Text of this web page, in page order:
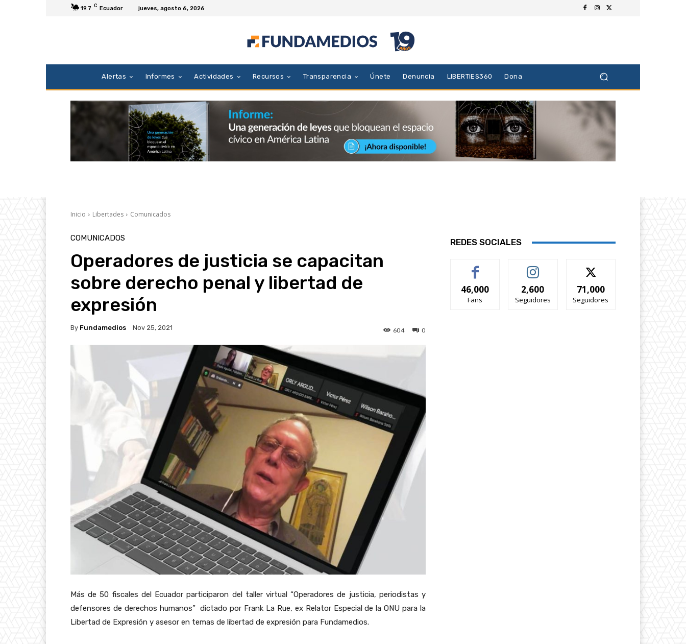
19.7 C Ecuador jueves, agosto 6, 2026
Alertas Informes Actividades Recursos Transparencia Únete Denuncia LIBERTIES360 Dona
Inicio Libertades Comunicados
COMUNICADOS
Operadores de justicia se capacitan
sobre derecho penal y libertad de
expresión
By Fundamedios Nov 25, 2021 0
604
Más de 50 fiscales del Ecuador participaron del taller virtual “Operadores de justicia, periodistas y
defensores de derechos humanos” dictado por Frank La Rue, ex Relator Especial de la ONU para la
Libertad de Expresión y asesor en temas de libertad de expresión para Fundamedios.
REDES SOCIALES
46,000
Fans
2,600
Seguidores
71,000
Seguidores